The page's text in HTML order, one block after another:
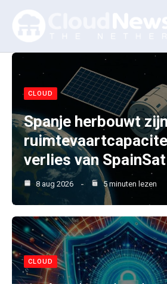
inhoud
CLOUD
Spanje herbouwt
verlies van
8 aug 2026 5 minuten lezen
CLOUD